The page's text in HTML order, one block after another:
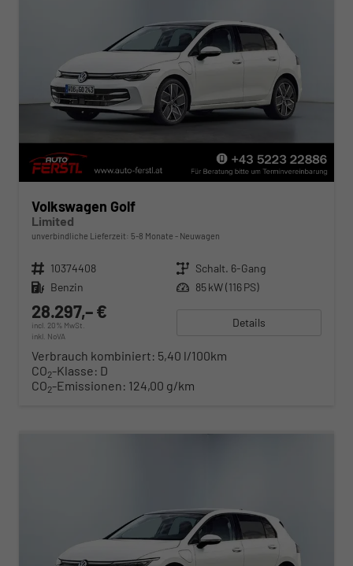
Volkswagen Golf
Limited
unverbindliche Lieferzeit: 5-8 Monate Neuwagen
Fahrzeugnr. 10374408 Getriebe Schalt. 6-Gang
Kraftstoff Benzin Leistung 85 kW (116 PS)
28.297,– €
incl. 20% MwSt.
inkl. NoVA
Details
Verbrauch kombiniert: 5,40 l/100km
CO2-Klasse: D
CO2-Emissionen: 124,00 g/km